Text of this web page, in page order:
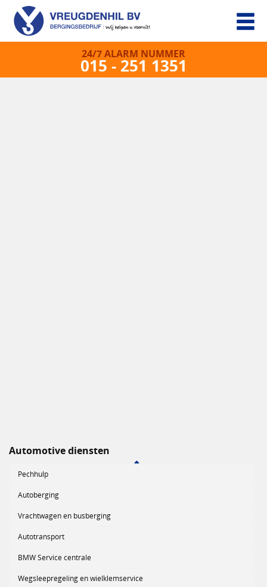
24/7 ALARM NUMMER
015 - 251 1351
Automotive diensten
Pechhulp
Autoberging
Vrachtwagen en busberging
Autotransport
BMW Service centrale
Wegsleepregeling en wielklemservice